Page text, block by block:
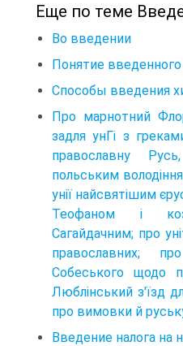
Еще по теме
Во введении
Понятие
Способы введения
Про марнотний
задля унГі з
православну
польським
унії найсвятішим
Теофаном і
Сагайдачним; про
православних;
Собеського щодо
Люблінський з'їзд
про вимовки й
Введение налога на